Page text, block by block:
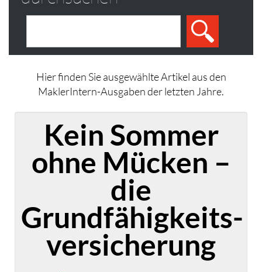
Hier finden Sie ausgewählte Artikel aus den
MaklerIntern-Ausgaben der letzten Jahre.
Kein Sommer
ohne Mücken –
die
Grundfähigkeits-
versicherung